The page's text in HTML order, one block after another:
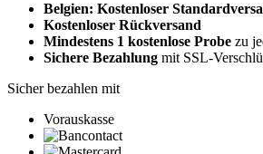
Belgien: Kostenloser
Kostenloser Rückversand
Mindestens 1 kostenlose Probe zu
Sichere Bezahlung mit SSL-
Sicher bezahlen mit
Vorauskasse